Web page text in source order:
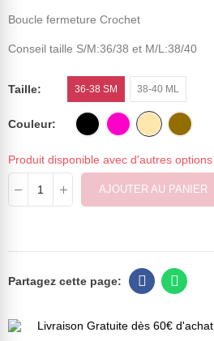
Boucle fermeture Crochet
Conseil taille S/M:36/38 et M/L:38/40
Taille 36-38 SM 38-40 ML
Couleur
Produit disponible avec d'autres options
AJOUTER AU PANIER
Livraison Gratuite dès 60€